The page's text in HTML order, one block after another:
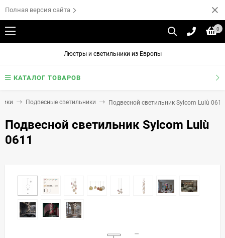
Полная версия сайта
0
Люстры и светильники из Европы
КАТАЛОГ ТОВАРОВ
Подвесные светильники Подвесной светильник Sylcom Lulù 0611
Подвесной светильник Sylcom Lulù
0611